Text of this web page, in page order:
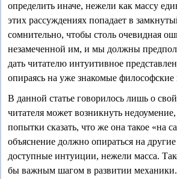
определить иначе, нежели как массу
этих рассуждениях попадает в
сомнительно, чтобы столь очевидная
незамеченной им, и мы должны
дать читателю интуитивное
опираясь на уже знакомые философские
В данной статье говорилось лишь о
читателя может возникнуть
попытки сказать, что же она такое «на
объяснение должно опираться на
доступные интуиции, нежели масса.
бы важным шагом в развитии